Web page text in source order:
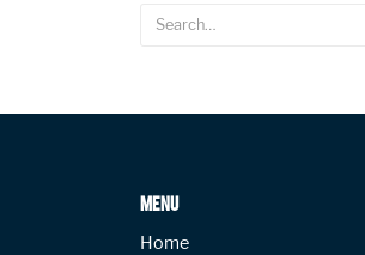
MENU
Home